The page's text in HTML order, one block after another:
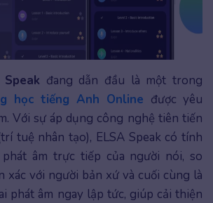
Speak đang dẫn đầu là một trong
học tiếng Anh Online được yêu
Với sự áp dụng công nghệ tiên tiến
tuệ nhân tạo), ELSA Speak có tính
âm trực tiếp của người nói, so
xác với người bản xứ và cuối cùng là
phát âm ngay lập tức, giúp cải thiện